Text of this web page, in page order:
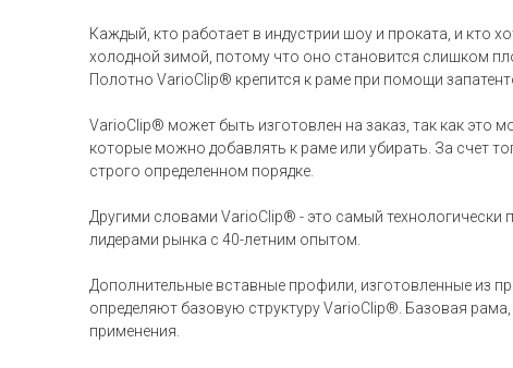
Каждый, кто работает в индустрии шоу и проката, и кто
холодной зимой, потому что оно становится слишком
Полотно VarioClip® крепится к раме при помощи
VarioClip® может быть изготовлен на заказ, так как
которые можно добавлять к раме или убирать. За счет
строго определенном порядке.
Другими словами VarioClip® - это самый
лидерами рынка с 40-летним опытом.
Дополнительные вставные профили, изготовленные из
определяют базовую структуру VarioClip®. Базовая
применения.